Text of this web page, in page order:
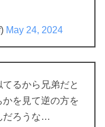
May 24, 2024
るから兄弟だと
を見て逆の方を
だろうな…